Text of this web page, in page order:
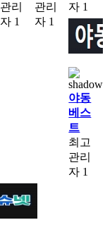
관리
자 1
관리
자 1
자 1
야동
베스
트
최고
관리
자 1